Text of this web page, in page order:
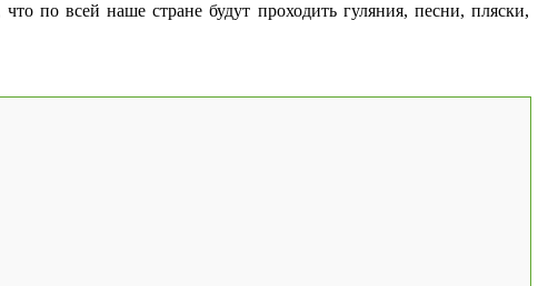
по всей наше стране будут проходить гуляния, песни, пляски,